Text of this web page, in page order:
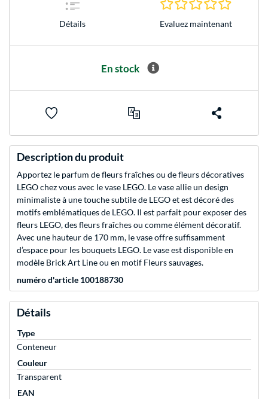
Détails Evaluez maintenant
En stock
Description du produit
Apportez le parfum de fleurs fraîches ou de fleurs décoratives
LEGO chez vous avec le vase LEGO. Le vase allie un design
minimaliste à une touche subtile de LEGO et est décoré des
motifs emblématiques de LEGO. Il est parfait pour exposer des
fleurs LEGO, des fleurs fraîches ou comme élément décoratif.
Avec une hauteur de 170 mm, le vase offre suffisamment
d’espace pour les bouquets LEGO. Le vase est disponible en
modèle Brick Art Line ou en motif Fleurs sauvages.
numéro d'article 100188730
Détails
Type
Conteneur
Couleur
Transparent
EAN